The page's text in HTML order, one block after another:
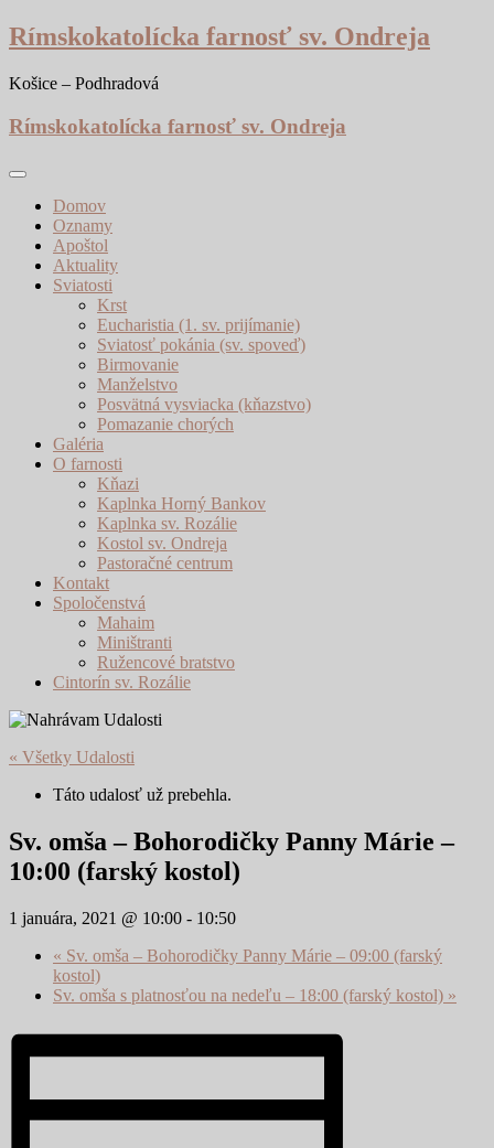
Skip
to
Rímskokatolícka farnosť sv. Ondreja
Košice – Podhradová
Rímskokatolícka farnosť sv. Ondreja
Domov
Oznamy
Apoštol
Aktuality
Sviatosti
Krst
Eucharistia (1. sv. prijímanie)
Sviatosť pokánia (sv. spoveď)
Birmovanie
Manželstvo
Posvätná vysviacka (kňazstvo)
Pomazanie chorých
Galéria
O farnosti
Kňazi
Kaplnka Horný Bankov
Kaplnka sv. Rozálie
Kostol sv. Ondreja
Pastoračné centrum
Kontakt
Spoločenstvá
Mahaim
Miništranti
Ružencové bratstvo
Cintorín sv. Rozálie
« Všetky Udalosti
Táto udalosť už prebehla.
Sv. omša – Bohorodičky Panny Márie –
10:00 (farský kostol)
1 januára, 2021 @ 10:00 - 10:50
« Sv. omša – Bohorodičky Panny Márie – 09:00 (farský
kostol)
Sv. omša s platnosťou na nedeľu – 18:00 (farský kostol) »